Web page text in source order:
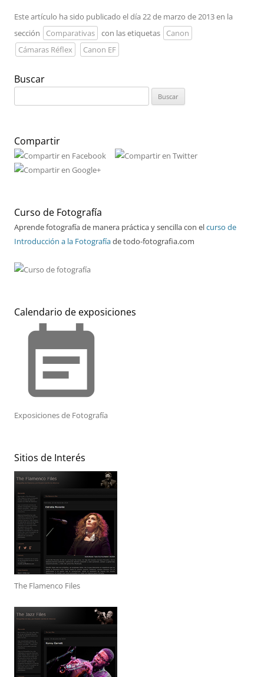
Este artículo ha sido publicado el día 22 de marzo de 2013 en la
sección
Comparativas con las etiquetas
Canon
Cámaras Réflex
Canon EF
Buscar
Compartir
Curso de Fotografía
Aprende fotografía de manera práctica y sencilla con elcurso de
Introducción a la Fotografíade todo-fotografia.com
Calendario de exposiciones
event_note
Exposiciones de Fotografía
Sitios de Interés
The Flamenco Files